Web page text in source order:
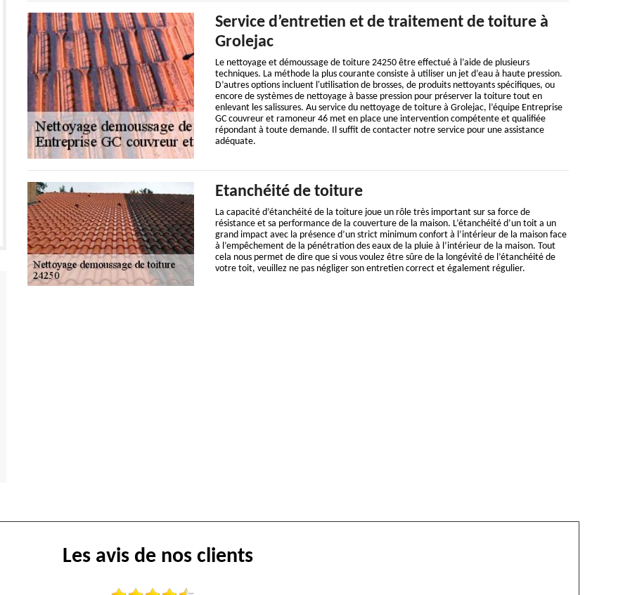
Service d’entretien et de traitement de toiture à
Grolejac
Le nettoyage et démoussage de toiture 24250 être effectué à l’aide de plusieurs
techniques. La méthode la plus courante consiste à utiliser un jet d’eau à haute pression.
D’autres options incluent l'utilisation de brosses, de produits nettoyants spécifiques, ou
encore de systèmes de nettoyage à basse pression pour préserver la toiture tout en
enlevant les salissures. Au service du nettoyage de toiture à Grolejac, l’équipe Entreprise
GC couvreur et ramoneur 46 met en place une intervention compétente et qualifiée
répondant à toute demande. Il suffit de contacter notre service pour une assistance
adéquate.
Etanchéité de toiture
La capacité d’étanchéité de la toiture joue un rôle très important sur sa force de
résistance et sa performance de la couverture de la maison. L’étanchéité d’un toit a un
grand impact avec la présence d’un strict minimum confort à l’intérieur de la maison face
à l’empêchement de la pénétration des eaux de la pluie à l’intérieur de la maison. Tout
cela nous permet de dire que si vous voulez être sûre de la longévité de l’étanchéité de
votre toit, veuillez ne pas négliger son entretien correct et également régulier.
Les avis de nos clients